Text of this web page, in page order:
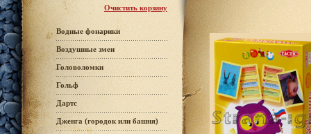
Очистить корзину
Водные фонарики
Воздушные змеи
Головоломки
Гольф
Дартс
Дженга (городок или башня)